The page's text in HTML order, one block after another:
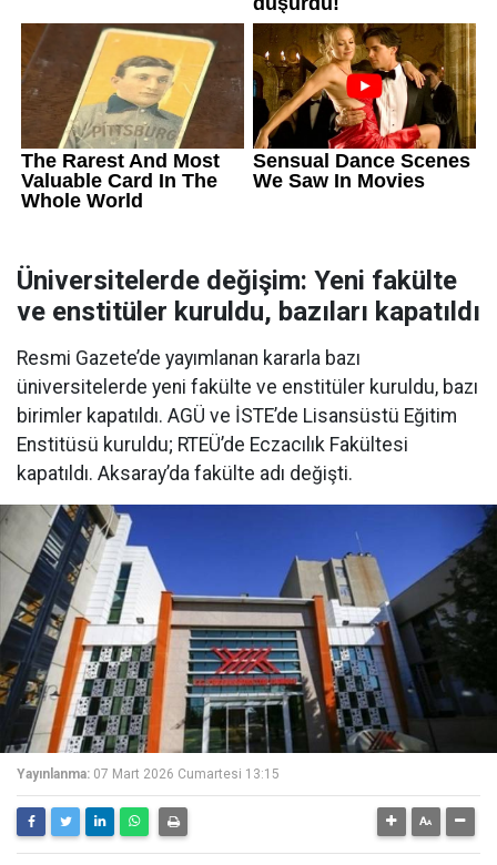
Üniversitelerde değişim: Yeni fakülte
ve enstitüler kuruldu, bazıları kapatıldı
Resmi Gazete’de yayımlanan kararla bazı
üniversitelerde yeni fakülte ve enstitüler kuruldu, bazı
birimler kapatıldı. AGÜ ve İSTE’de Lisansüstü Eğitim
Enstitüsü kuruldu; RTEÜ’de Eczacılık Fakültesi
kapatıldı. Aksaray’da fakülte adı değişti.
Yayınlanma: 07 Mart 2026 Cumartesi 13:15